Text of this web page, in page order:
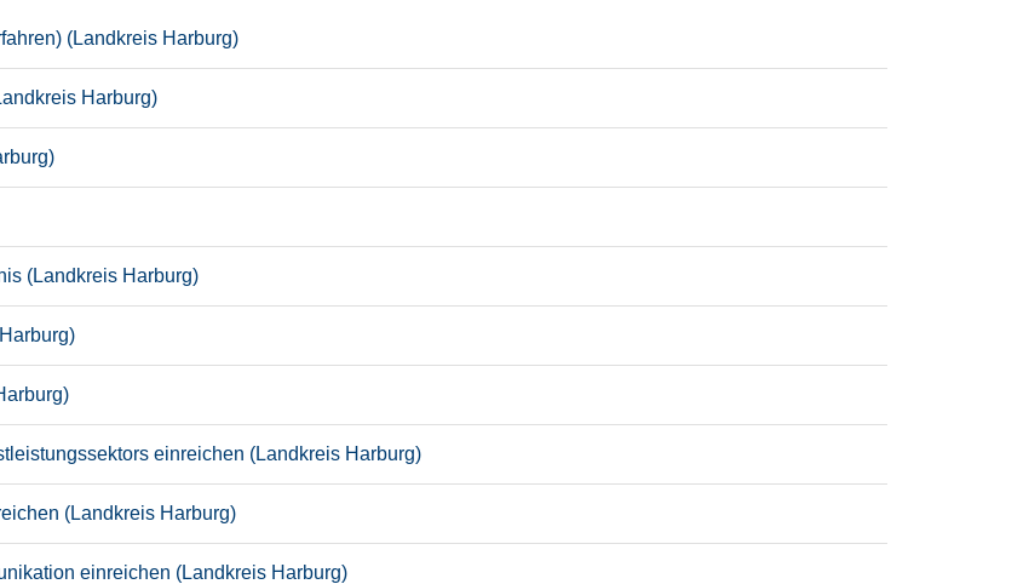
(Landkreis Harburg)
Harburg)
(Landkreis Harburg)
einreichen (Landkreis Harburg)
(Landkreis Harburg)
einreichen (Landkreis Harburg)